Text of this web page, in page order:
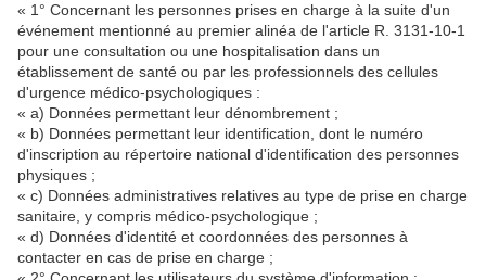
« 1° Concernant les personnes prises en charge à la suite d'un
événement mentionné au premier alinéa de l'article R. 3131-10-1
pour une consultation ou une hospitalisation dans un
établissement de santé ou par les professionnels des cellules
d'urgence médico-psychologiques :
« a) Données permettant leur dénombrement ;
« b) Données permettant leur identification, dont le numéro
d'inscription au répertoire national d'identification des personnes
physiques ;
« c) Données administratives relatives au type de prise en charge
sanitaire, y compris médico-psychologique ;
« d) Données d'identité et coordonnées des personnes à
contacter en cas de prise en charge ;